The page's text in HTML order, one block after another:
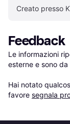
Creato presso
Feedback
Le informazioni
esterne e sono
Hai notato
favore segnala